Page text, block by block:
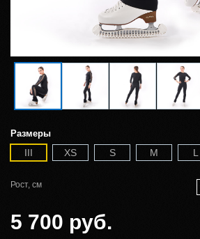
Размеры
III XS S M L
Рост, см
5 700 руб.